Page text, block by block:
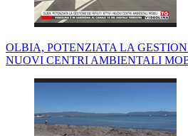
OLBIA, POTENZIATA LA
NUOVI CENTRI AMBIENTALI